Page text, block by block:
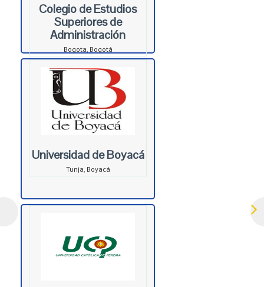
Colegio de Estudios
Superiores de
Administración
Bogota, Bogotá
Universidad de Boyacá
Tunja, Boyacá